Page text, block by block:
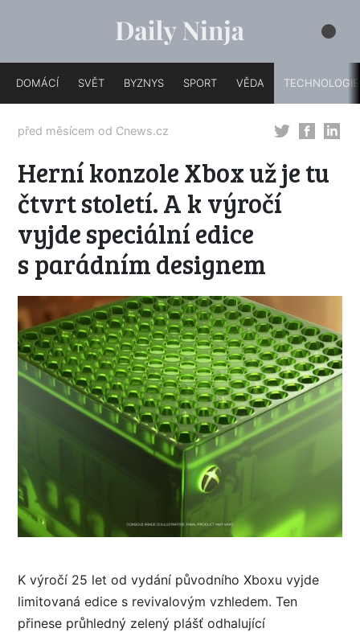
DOMÁCÍ SVĚT BYZNYS SPORT VĚDA TECHNOLOGIE
před měsícem od Cnews.cz
Herní konzole Xbox už je tu
čtvrt století. A k výročí
vyjde speciální edice
s parádním designem
K výročí 25 let od vydání původního Xboxu vyjde
limitovaná edice s revivalovým vzhledem. Ten
přinese průhledný zelený plášť odhalující